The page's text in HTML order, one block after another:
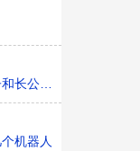
长公主是什么关系
机器人